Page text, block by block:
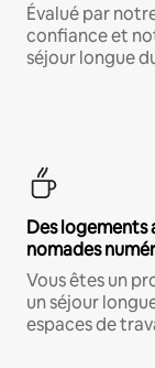
Évalué par
confiance et
séjour longue
Des logements
nomades
Vous êtes un
un séjour
espaces de